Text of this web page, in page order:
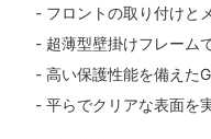
- フロントの取り付けと
- 超薄型壁掛けフレーム
- 高い保護性能を備えた
- 平らでクリアな表面を